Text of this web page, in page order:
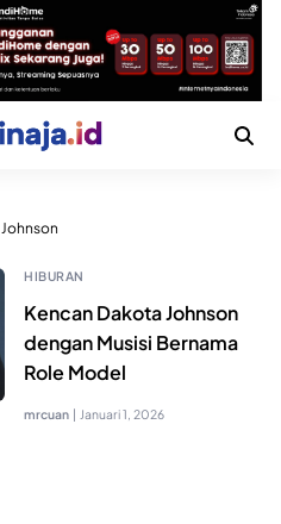
Johnson
HIBURAN
Kencan Dakota Johnson
dengan Musisi Bernama
Role Model
mrcuan | Januari 1, 2026